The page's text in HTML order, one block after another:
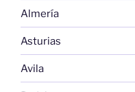
Almería
Asturias
Avila